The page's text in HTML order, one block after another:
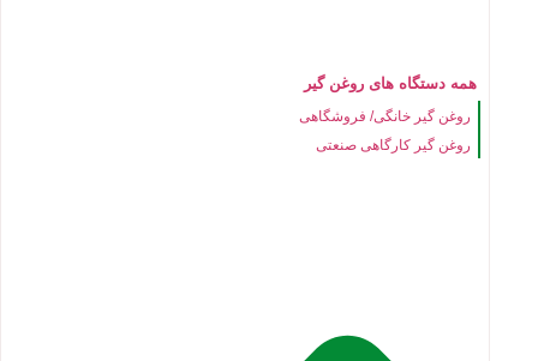
همه دستگاه های روغن گیر
روغن گیر خانگی/ فروشگاهی
روغن گیر کارگاهی صنعتی